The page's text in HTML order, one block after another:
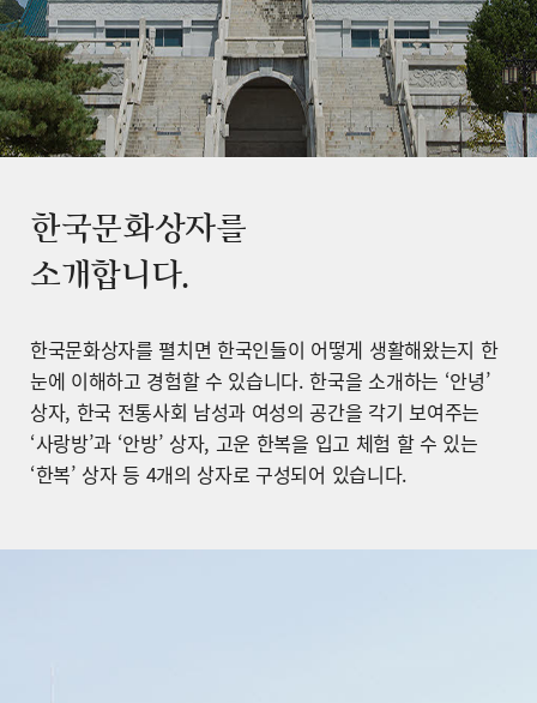
한국문화상자를
소개합니다.
한국문화상자를 펼치면 한국인들이 어떻게 생활해왔는지 한
눈에 이해하고 경험할 수 있습니다. 한국을 소개하는 ‘안녕’
상자, 한국 전통사회 남성과 여성의 공간을 각기 보여주는
‘사랑방’과 ‘안방’ 상자, 고운 한복을 입고 체험 할 수 있는
‘한복’ 상자 등 4개의 상자로 구성되어 있습니다.